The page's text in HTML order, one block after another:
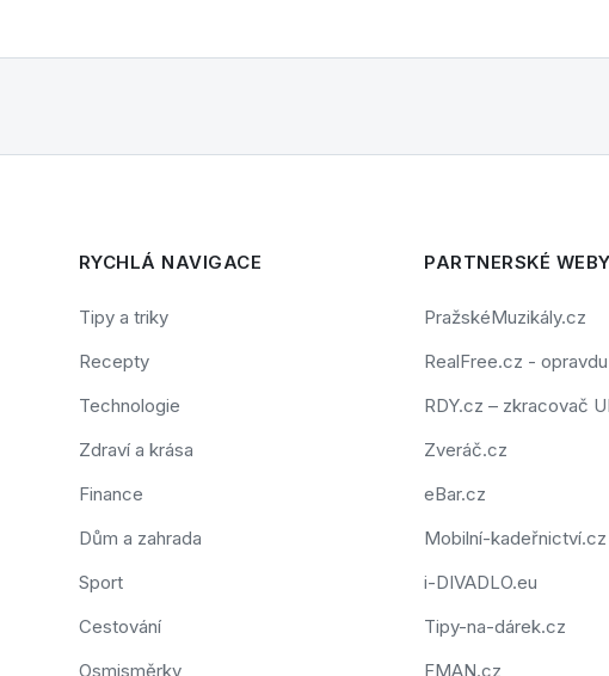
RYCHLÁ NAVIGACE
Tipy a triky
Recepty
Technologie
Zdraví a krása
Finance
Dům a zahrada
Sport
Cestování
Osmisměrky
PARTNERSKÉ WEBY
PražskéMuzikály.cz
RealFree.cz -
RDY.cz – zkracovač
Zveráč.cz
eBar.cz
Mobilní-kadeřnictví.cz
i-DIVADLO.eu
Tipy-na-dárek.cz
FMAN.cz